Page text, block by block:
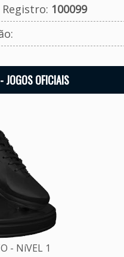
Registro: 100099
JOGOS OFICIAIS
- NíVEL 1